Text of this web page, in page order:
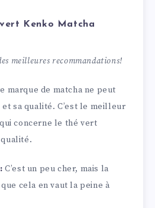
Kenko Matcha
meilleures recommandations!
marque de matcha ne peut
sa qualité. C’est le meilleur
concerne le thé vert
C’est un peu cher, mais la
cela en vaut la peine à